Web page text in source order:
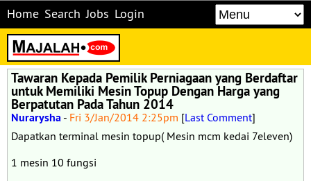
Home Search Jobs Login
Tawaran Kepada Pemilik Perniagaan yang Berdaftar
untuk Memiliki Mesin Topup Dengan Harga yang
Berpatutan Pada Tahun 2014
Nurarysha - Fri 3/Jan/2014 2:25pm [Last Comment]
Dapatkan terminal mesin topup( Mesin mcm kedai 7eleven)
1 mesin 10 fungsi